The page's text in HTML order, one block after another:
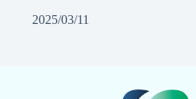
2025/03/11